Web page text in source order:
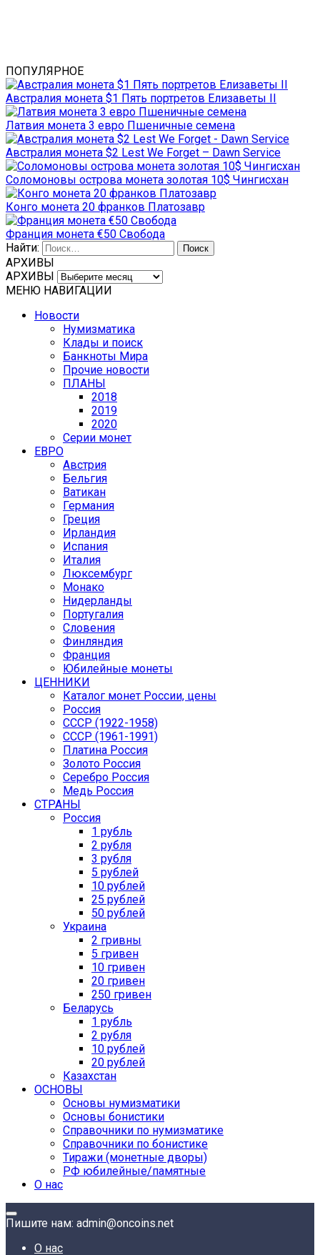
ПОПУЛЯРНОЕ
Австралия монета $1 Пять портретов Елизаветы II
Латвия монета 3 евро Пшеничные семена
Австралия монета $2 Lest We Forget – Dawn Service
Соломоновы острова монета золотая 10$ Чингисхан
Конго монета 20 франков Платозавр
Франция монета €50 Свобода
Найти:
АРХИВЫ
АРХИВЫ
МЕНЮ НАВИГАЦИИ
Новости
Нумизматика
Клады и поиск
Банкноты Мира
Прочие новости
ПЛАНЫ
2018
2019
2020
Серии монет
ЕВРО
Австрия
Бельгия
Ватикан
Германия
Греция
Ирландия
Испания
Италия
Люксембург
Монако
Нидерланды
Португалия
Словения
Финляндия
Франция
Юбилейные монеты
ЦЕННИКИ
Каталог монет России, цены
Россия
СССР (1922-1958)
CCCР (1961-1991)
Платина Россия
Золото Россия
Серебро Россия
Медь Россия
СТРАНЫ
Россия
1 рубль
2 рубля
3 рубля
5 рублей
10 рублей
25 рублей
50 рублей
Украина
2 гривны
5 гривен
10 гривен
20 гривен
250 гривен
Беларусь
1 рубль
2 рубля
10 рублей
20 рублей
Казахстан
ОСНОВЫ
Основы нумизматики
Основы бонистики
Справочники по нумизматике
Справочники по бонистике
Тиражи (монетные дворы)
РФ юбилейные/памятные
О нас
Пишите нам: admin@oncoins.net
О нас